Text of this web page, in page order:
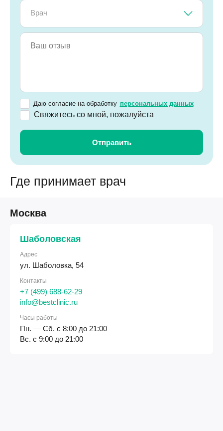
Врач
Даю согласие на обработку персональных данных
Свяжитесь со мной, пожалуйста
Где принимает врач
Москва
Шаболовская
Адрес
ул. Шаболовка, 54
Контакты
+7 (499) 688-62-29
info@bestclinic.ru
Часы работы
Пн. — Сб. с 8:00 до 21:00
Вс. с 9:00 до 21:00